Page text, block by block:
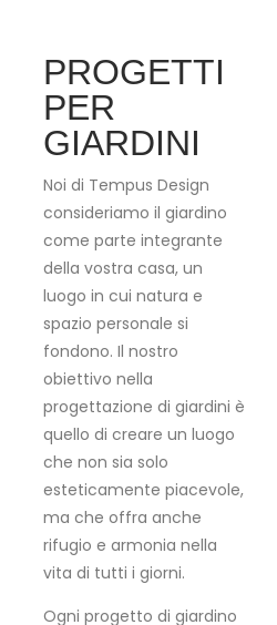
PROGETTI
PER
GIARDINI
Noi di Tempus Design
consideriamo il giardino
come parte integrante
della vostra casa, un
luogo in cui natura e
spazio personale si
fondono. Il nostro
obiettivo nella
progettazione di giardini è
quello di creare un luogo
che non sia solo
esteticamente piacevole,
ma che offra anche
rifugio e armonia nella
vita di tutti i giorni.
Ogni progetto di giardino